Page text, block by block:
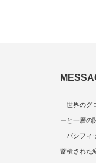
世界のグ
ーと一層の
パシフィ
蓄積された